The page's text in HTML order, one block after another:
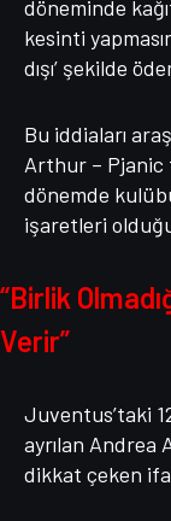
döneminde
kesinti
dışı’ şekilde
Bu iddiaları
Arthur – Pjanic
dönemde
işaretleri
“Birlik
Verir”
Juventus’taki
ayrılan Andrea
dikkat çeken